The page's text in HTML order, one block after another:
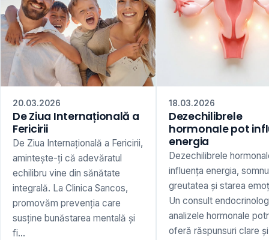
20.03.2026
De Ziua Internațională a
Fericirii
De Ziua Internațională a Fericirii,
amintește-ți că adevăratul
echilibru vine din sănătate
integrală. La Clinica Sancos,
promovăm prevenția care
susține bunăstarea mentală și
fi...
18.03.2026
Dezechilibrele
hormonale pot
energia
Dezechilibrele
influența energia,
greutatea și starea
Un consult
analizele hormonale
oferă răspunsuri clare